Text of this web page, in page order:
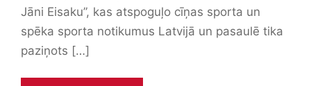
Jāni Eisaku”, kas atspoguļo cīņas sporta un
spēka sporta notikumus Latvijā un pasaulē tika
paziņots […]